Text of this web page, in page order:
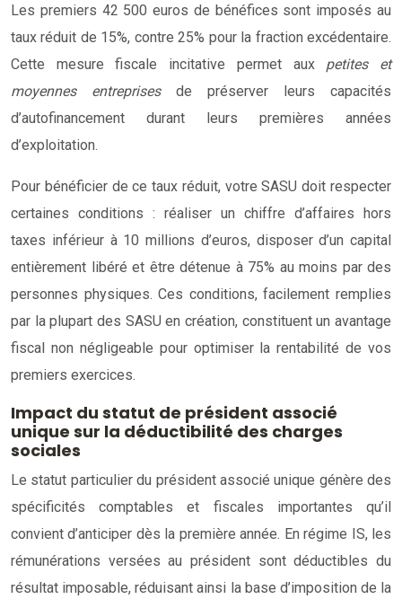
Les premiers 42 500 euros de bénéfices sont imposés au
taux réduit de 15%, contre 25% pour la fraction excédentaire.
Cette mesure fiscale incitative permet aux petites et
moyennes entreprises de préserver leurs capacités
d’autofinancement durant leurs premières années
d’exploitation.
Pour bénéficier de ce taux réduit, votre SASU doit respecter
certaines conditions : réaliser un chiffre d’affaires hors
taxes inférieur à 10 millions d’euros, disposer d’un capital
entièrement libéré et être détenue à 75% au moins par des
personnes physiques. Ces conditions, facilement remplies
par la plupart des SASU en création, constituent un avantage
fiscal non négligeable pour optimiser la rentabilité de vos
premiers exercices.
Impact du statut de président associé
unique sur la déductibilité des charges
sociales
Le statut particulier du président associé unique génère des
spécificités comptables et fiscales importantes qu’il
convient d’anticiper dès la première année. En régime IS, les
rémunérations versées au président sont déductibles du
résultat imposable, réduisant ainsi la base d’imposition de la